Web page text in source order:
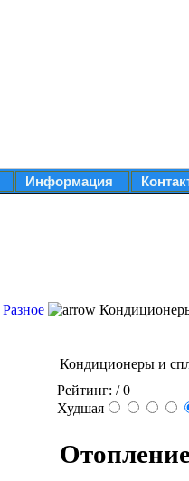
Информация
Разное
Кондиционеры и
Рейтинг: / 0
Худшая